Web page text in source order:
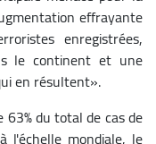
effrayante
enregistrées,
le continent et une
en résultent».
du total de cas de
l'échelle mondiale, le